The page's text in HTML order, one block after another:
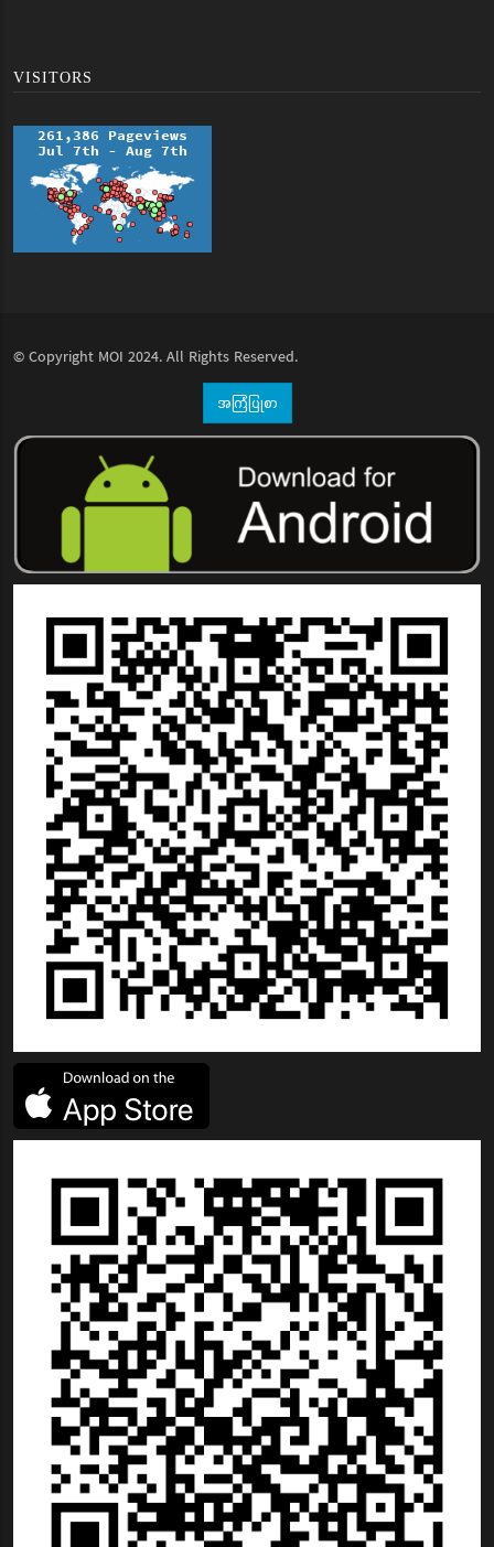
VISITORS
© Copyright MOI 2024. All Rights Reserved.
အကြံပြုစာ